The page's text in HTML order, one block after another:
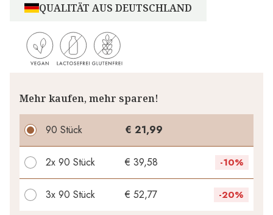
QUALITÄT AUS DEUTSCHLAND
Mehr kaufen, mehr sparen!
90 Stück € 21,99
2x 90 Stück € 39,58 -10%
3x 90 Stück € 52,77 -20%